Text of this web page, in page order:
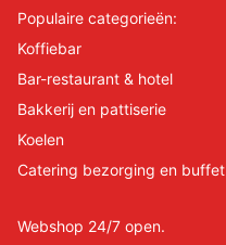
Populaire categorieën:
Koffiebar
Bar-restaurant & hotel
Bakkerij en pattiserie
Koelen
Catering bezorging en buffet
Webshop 24/7 open.